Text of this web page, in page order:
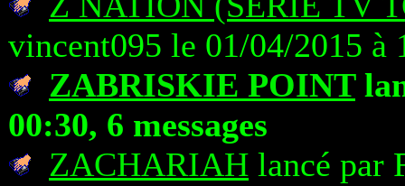
vincent095 le 01/04/2015 à
ZABRISKIE POINT
00:30, 6 messages
ZACHARIAH lancé par